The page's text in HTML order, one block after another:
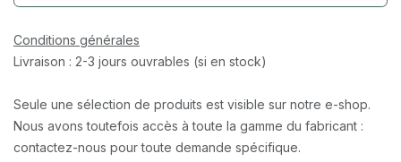
Conditions générales
Livraison : 2-3 jours ouvrables (si en stock)
Seule une sélection de produits est visible sur notre e-shop.
Nous avons toutefois accès à toute la gamme du fabricant :
contactez-nous pour toute demande spécifique.